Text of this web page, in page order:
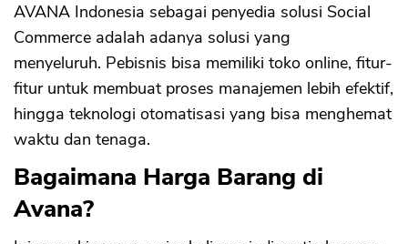
AVANA Indonesia sebagai penyedia solusi Social
Commerce adalah adanya solusi yang
menyeluruh. Pebisnis bisa memiliki toko online, fitur-
fitur untuk membuat proses manajemen lebih efektif,
hingga teknologi otomatisasi yang bisa menghemat
waktu dan tenaga.
Bagaimana Harga Barang di
Avana?